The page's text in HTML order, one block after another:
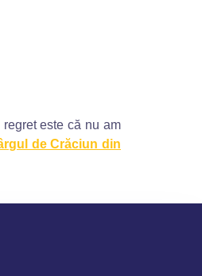
este că nu am
de Crăciun din